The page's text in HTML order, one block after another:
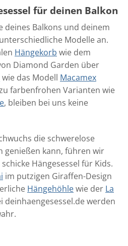
für deinen Balkon
deines Balkons und deinem
Modelle an.
Hängekorb wie dem
Diamond Garden über
wie das Modell Macamex
farbenfrohen Varianten wie
, bleiben bei uns keine
die schwerelose
genießen kann, führen wir
Hängesessel für Kids.
im putzigen Giraffen-Design
Hängehöhlewie der La
deinhaengesessel.de werden